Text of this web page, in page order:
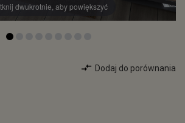
dwukrotnie, aby powiększyć
Dodaj do porównania